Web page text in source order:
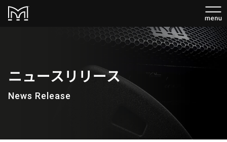
ニュースリリース
News Release